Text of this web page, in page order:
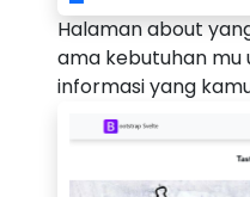
Halaman about
ama kebutuhan mu
informasi yang